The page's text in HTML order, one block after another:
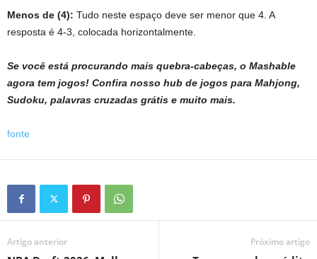
Menos de (4): Tudo neste espaço deve ser menor que 4. A
resposta é 4-3, colocada horizontalmente.
Se você está procurando mais quebra-cabeças, o Mashable
agora tem jogos! Confira nosso hub de jogos para Mahjong,
Sudoku, palavras cruzadas grátis e muito mais.
fonte
Artigo anterior Próximo artigo